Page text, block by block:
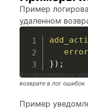
Пример
удаленном
} ) ;
В этом примере мы
возврате в лог ошибок
Пример